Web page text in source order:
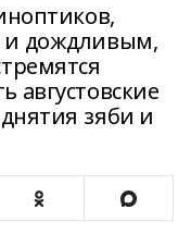
и дождливым,
августовские
зяби и